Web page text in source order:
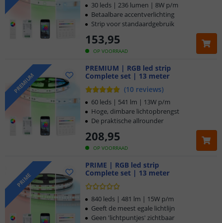
OP VOORRAAD
153,95
30 leds | 236 lumen | 8W p/m
Betaalbare accentverlichting
Strip voor standaardgebruik
PREMIUM
PREMIUM | RGB led strip
Complete set | 13 meter
(10 reviews)
OP VOORRAAD
208,95
60 leds | 541 lm | 13W p/m
Hoge, dimbare lichtopbrengst
De praktische allrounder
PRIME
PRIME | RGB led strip
Complete set | 13 meter
840 leds | 481 lm | 15W p/m
Geeft de meest egale lichtlijn
Geen 'lichtpuntjes' zichtbaar